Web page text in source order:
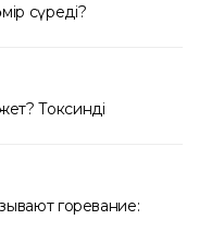
сүреді?
Токсинді
горевание: